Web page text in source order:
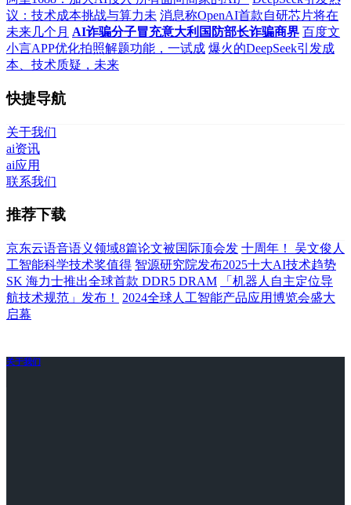
议：技术成本挑战与算力未 消息称OpenAI首款自研芯片将在
未来几个月 AI诈骗分子冒充意大利国防部长诈骗商界 百度文
小言APP优化拍照解题功能，一试成 爆火的DeepSeek引发成
本、技术质疑，未来
快捷导航
关于我们
ai资讯
ai应用
联系我们
推荐下载
京东云语音语义领域8篇论文被国际顶会发 十周年！ 吴文俊人
工智能科学技术奖值得 智源研究院发布2025十大AI技术趋势
SK 海力士推出全球首款 DDR5 DRAM
「机器人自主定位导
航技术规范」发布！
2024全球人工智能产品应用博览会盛大
启幕
关于我们